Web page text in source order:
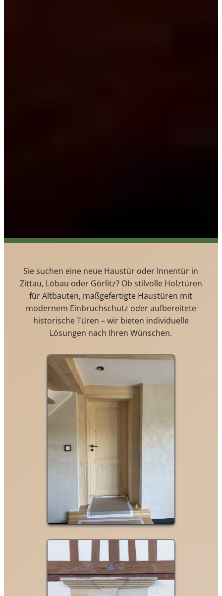
Sie suchen eine neue Haustür oder Innentür in
Zittau, Löbau oder Görlitz? Ob stilvolle Holztüren
für Altbauten, maßgefertigte Haustüren mit
modernem Einbruchschutz oder aufbereitete
historische Türen – wir bieten individuelle
Lösungen nach Ihren Wünschen.